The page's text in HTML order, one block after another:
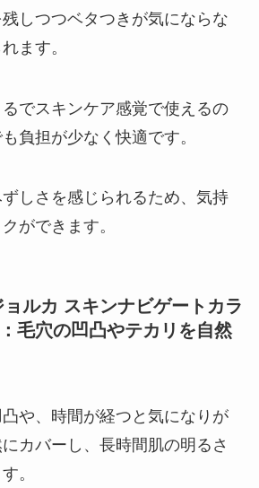
しつつベタつきが気にならな
ます。
でスキンケア感覚で使えるの
負担が少なく快適です。
しさを感じられるため、気持
ができます。
ルカ スキンナビゲートカラ
毛穴の凹凸やテカリを自然
や、時間が経つと気になりが
カバーし、長時間肌の明るさ
。